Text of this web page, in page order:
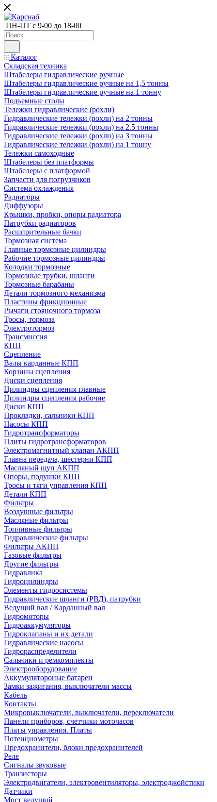
ПН-ПТ с 9-00 до 18-00
Каталог
Складская техника
Штабелеры гидравлические ручные
Штабелеры гидравлические ручные на 1,5 тонны
Штабелеры гидравлические ручные на 1 тонну
Подъемные столы
Тележки гидравлические (рохли)
Гидравлические тележки (рохли) на 2 тонны
Гидравлические тележки (рохли) на 2.5 тонны
Гидравлические тележки (рохли) на 3 тонны
Гидравлические тележки (рохли) на 1 тонну
Тележки самоходные
Штабелеры без платформы
Штабелеры с платформой
Запчасти для погрузчиков
Система охлаждения
Радиаторы
Диффузоры
Крышки, пробки, опоры радиатора
Патрубки радиаторов
Расширительные бачки
Тормозная система
Главные тормозные цилиндры
Рабочие тормозные цилиндры
Колодки тормозные
Тормозные трубки, шланги
Тормозные барабаны
Детали тормозного механизма
Пластины фрикционные
Рычаги стояночного тормоза
Тросы, тормоза
Электротормоз
Трансмиссия
КПП
Сцепление
Валы карданные КПП
Корзины сцепления
Диски сцепления
Цилиндры сцепления главные
Цилиндры сцепления рабочие
Диски КПП
Прокладки, сальники КПП
Насосы КПП
Гидротрансформаторы
Плиты гидротрансформаторов
Электромагнитный клапан АКПП
Главна передача, шестерни КПП
Масляный щуп АКПП
Опоры, подушки КПП
Тросы и тяги управления КПП
Детали КПП
Фильтры
Воздушные фильтры
Масляные фильтры
Топливные фильтры
Гидравлические фильтры
Фильтры АКПП
Газовые фильтры
Другие фильтры
Гидравлика
Гидроцилиндры
Элементы гидросистемы
Гидравлические шланги (РВД), патрубки
Ведущий вал / Карданный вал
Гидромоторы
Гидроаккумуляторы
Гидроклапаны и их детали
Гидравлические насосы
Гидрораспределители
Сальники и ремкомплекты
Электрооборудование
Аккумулятороные батареи
Замки зажигания, выключатели массы
Кабель
Контакты
Микровыключатели, выключатели, переключатели
Панели приборов, счетчики моточасов
Платы управления. Платы
Потенциометры
Предохранители, блоки предохранителей
Реле
Сигналы звуковые
Транзисторы
Электродвигатели, электровентиляторы, электроджойстики
Датчики
Мост ведущий